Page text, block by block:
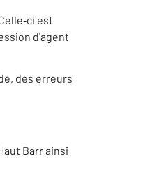
est
d'agent
des erreurs
Barr ainsi